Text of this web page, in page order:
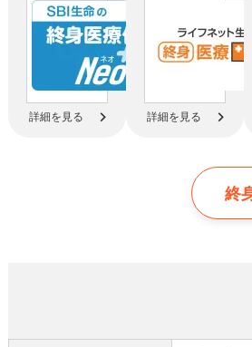
詳細を見る 詳細を見る
終